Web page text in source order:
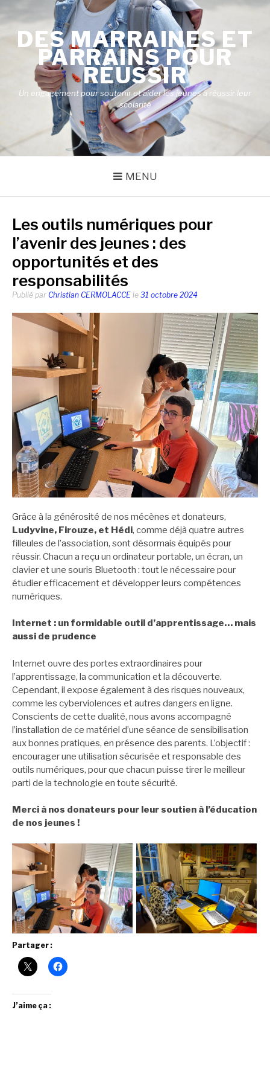
contenuDES MARRAINES ET
PARRAINS POUR
RÉUSSIR
Un engagement pour soutenir et aider les jeunes à réussir leur
scolarité
MENU
Les outils numériques pour
l’avenir des jeunes : des
opportunités et des
responsabilités
Publié par Christian CERMOLACCE le 31 octobre 2024
Grâce à la générosité de nos mécènes et donateurs,
Ludyvine, Firouze, et Hédi, comme déjà quatre autres
filleules de l’association, sont désormais équipés pour
réussir. Chacun a reçu un ordinateur portable, un écran, un
clavier et une souris Bluetooth : tout le nécessaire pour
étudier efficacement et développer leurs compétences
numériques.
Internet : un formidable outil d’apprentissage… mais
aussi de prudence
Internet ouvre des portes extraordinaires pour
l’apprentissage, la communication et la découverte.
Cependant, il expose également à des risques nouveaux,
comme les cyberviolences et autres dangers en ligne.
Conscients de cette dualité, nous avons accompagné
l’installation de ce matériel d’une séance de sensibilisation
aux bonnes pratiques, en présence des parents. L’objectif :
encourager une utilisation sécurisée et responsable des
outils numériques, pour que chacun puisse tirer le meilleur
parti de la technologie en toute sécurité.
Merci à nos donateurs pour leur soutien à l’éducation
de nos jeunes !
Partager :
J’aime ça :